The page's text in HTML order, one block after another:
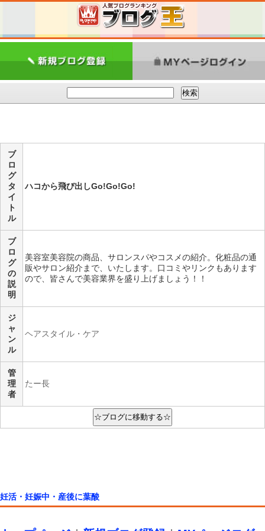
ブ
ロ
グ
タ
イ
ト
ル
ハコから飛び出しGo!Go!Go!
ブ
ロ
グ
の
説
明
美容室美容院の商品、サロンスパやコスメの紹介。化粧品の通
販やサロン紹介まで、いたします。口コミやリンクもあります
ので、皆さんで美容業界を盛り上げましょう！！
ジ
ャ
ン
ル
ヘアスタイル・ケア
管
理
者
たー長
妊活・妊娠中・産後に葉酸